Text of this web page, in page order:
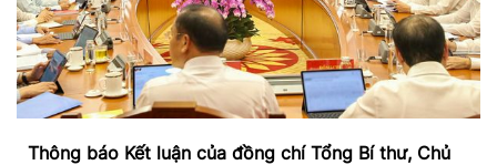
Thông báo Kết luận của đồng chí Tổng Bí thư, Chủ